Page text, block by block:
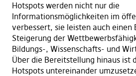
Hotspots werden nicht nur die
Informationsmöglichkeiten im
verbessert, sie leisten auch einen
Steigerung der
Bildungs-, Wissenschafts- und
Über die Bereitstellung hinaus ist
Hotspots untereinander